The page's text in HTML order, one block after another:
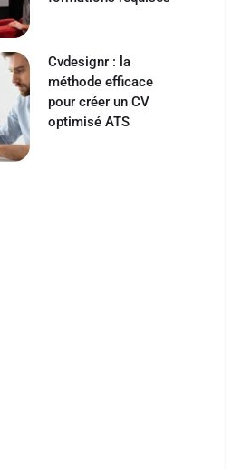
Cvdesignr : la
méthode efficace
pour créer un CV
optimisé ATS